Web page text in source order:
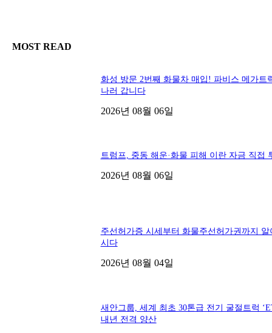
MOST READ
화성 방문 2번째 화물차 매입! 파비스 메가트
나러 갑니다
2026년 08월 06일
트럼프, 중동 해운·화물 피해 이란 자금 직접
2026년 08월 06일
주선허가증 시세부터 화물주선허가권까지 알
시다
2026년 08월 04일
새안그룹, 세계 최초 30톤급 전기 굴절트럭
내년 전격 양산